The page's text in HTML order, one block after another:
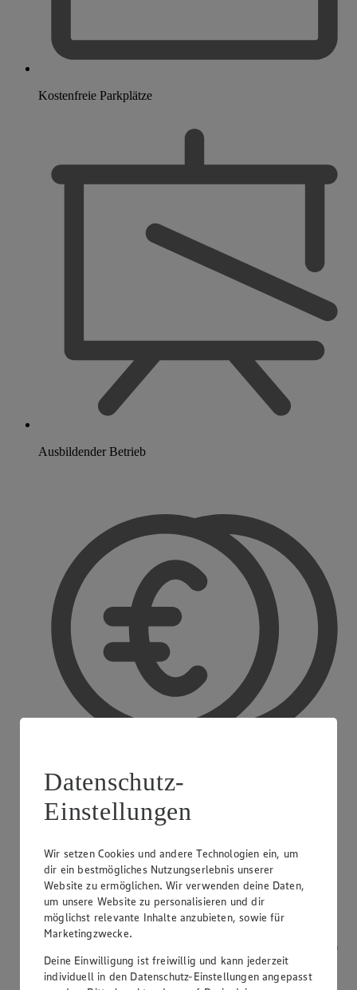
Kostenfreie Parkplätze
Ausbildender Betrieb
Bargeldauszahlung
Datenschutz-
Einstellungen
Wir setzen Cookies und andere Technologien ein, um
dir ein bestmögliches Nutzungserlebnis unserer
Website zu ermöglichen. Wir verwenden deine Daten,
um unsere Website zu personalisieren und dir
möglichst relevante Inhalte anzubieten, sowie für
Marketingzwecke.
Deine Einwilligung ist freiwillig und kann jederzeit
individuell in den Datenschutz-Einstellungen angepasst